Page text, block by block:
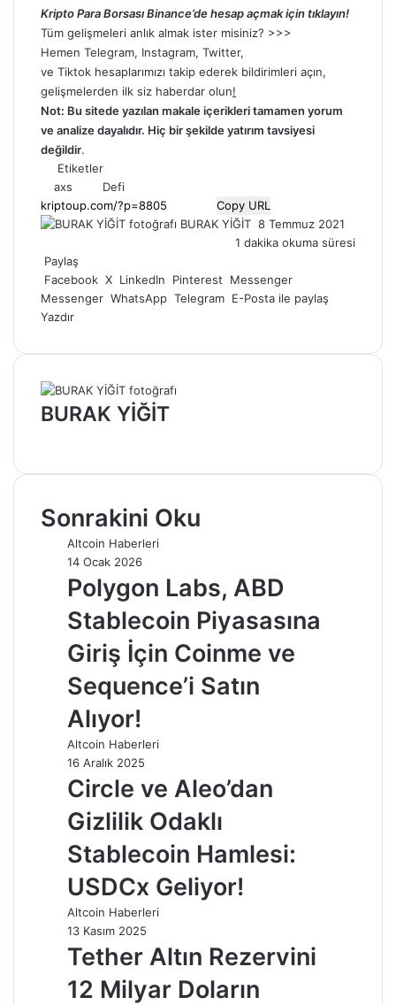
Kripto Para Borsası Binance’de hesap açmak için tıklayın!
Tüm gelişmeleri anlık almak ister misiniz? >>>
Hemen Telegram, Instagram, Twitter,
ve Tiktok hesaplarımızı takip ederek bildirimleri açın,
gelişmelerden ilk siz haberdar olun!
Not: Bu sitede yazılan makale içerikleri tamamen yorum
ve analize dayalıdır. Hiç bir şekilde yatırım tavsiyesi
değildir.
Etiketler
axs
Defi
Copy URL
BURAK YİĞİT Bir
e-
göndermek
8 Temmuz 2021
1 dakika okuma süresi
Paylaş
Facebook X LinkedIn Pinterest
Messenger
Messenger WhatsApp Telegram E-Posta ile paylaş
Yazdır
BURAK YİĞİT
Sonrakini Oku
Altcoin Haberleri
14 Ocak 2026
Polygon Labs, ABD
Stablecoin Piyasasına
Giriş İçin Coinme ve
Sequence’i Satın
Alıyor!
Altcoin Haberleri
16 Aralık 2025
Circle ve Aleo’dan
Gizlilik Odaklı
Stablecoin Hamlesi:
USDCx Geliyor!
Altcoin Haberleri
13 Kasım 2025
Tether Altın Rezervini
12 Milyar Doların